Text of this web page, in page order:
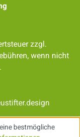
zzgl.
wenn nicht
bestmögliche